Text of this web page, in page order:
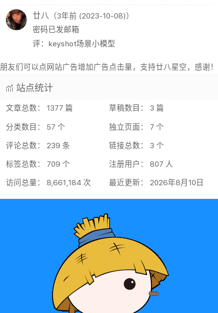
廿八 （3年前 (2023-10-08)）
密码已发邮箱
评：keyshot场景小模型
朋友们可以点网站广告增加广告点击量，支持廿八星空，感谢！
站点统计
文章总数： 1377 篇 草稿数目： 3 篇
分类数目： 57 个 独立页面： 7 个
评论总数： 239 条 链接总数： 3 个
标签总数： 709 个 注册用户： 807 人
访问总量： 8,661,184 次 最近更新： 2026年8月10日